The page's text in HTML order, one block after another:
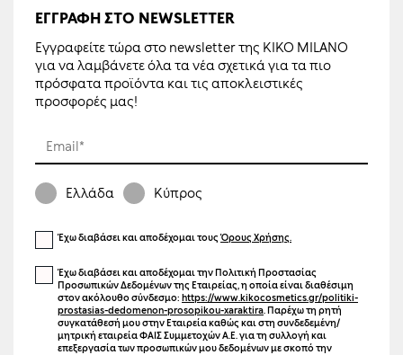
ΕΓΓΡΑΦΉ ΣΤΟ NEWSLETTER
Εγγραφείτε τώρα στο newsletter της KIKO MILANO
για να λαμβάνετε όλα τα νέα σχετικά για τα πιο
πρόσφατα προϊόντα και τις αποκλειστικές
προσφορές μας!
Email*
Ελλάδα Κύπρος
Έχω διαβάσει και αποδέχομαι τους Όρους Χρήσης.
Έχω διαβάσει και αποδέχομαι την Πολιτική Προστασίας
Προσωπικών Δεδομένων της Εταιρείας, η οποία είναι διαθέσιμη
στον ακόλουθο σύνδεσμο: https://www.kikocosmetics.gr/politiki-
prostasias-dedomenon-prosopikou-xaraktira . Παρέχω τη ρητή
συγκατάθεσή μου στην Εταιρεία καθώς και στη συνδεδεμένη/
μητρική εταιρεία ΦΑΙΣ Συμμετοχών Α.Ε. για τη συλλογή και
επεξεργασία των προσωπικών μου δεδομένων με σκοπό την